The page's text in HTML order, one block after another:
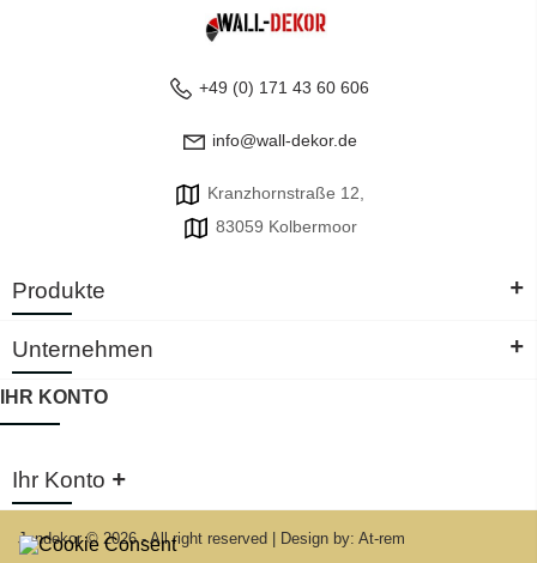
+49 (0) 171 43 60 606
info@wall-dekor.de
Kranzhornstraße 12,
83059 Kolbermoor
Produkte +
Unternehmen +
IHR KONTO
Ihr Konto +
Jandekor © 2026 - All right reserved Design by: At-rem